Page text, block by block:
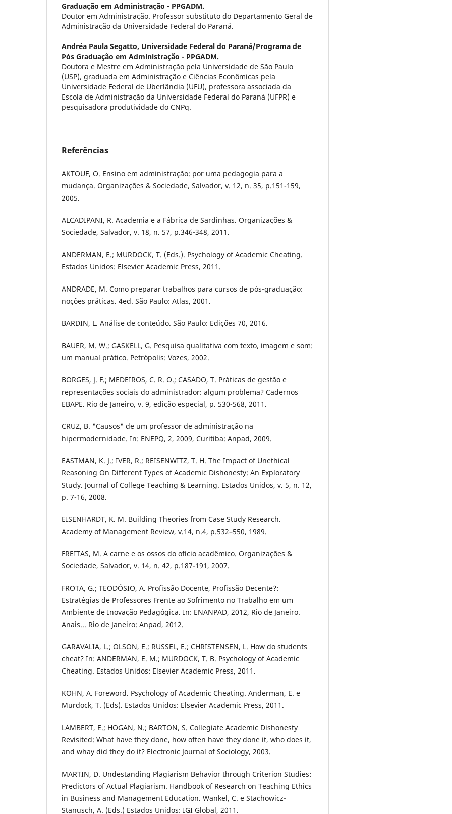
Graduação em Administração - PPGADM.
Doutor em Administração. Professor substituto do Departamento Geral de
Administração da Universidade Federal do Paraná.
Andréa Paula Segatto, Universidade Federal do Paraná/Programa de
Pós Graduação em Administração - PPGADM.
Doutora e Mestre em Administração pela Universidade de São Paulo
(USP), graduada em Administração e Ciências Econômicas pela
Universidade Federal de Uberlândia (UFU), professora associada da
Escola de Administração da Universidade Federal do Paraná (UFPR) e
pesquisadora produtividade do CNPq.
Referências
AKTOUF, O. Ensino em administração: por uma pedagogia para a
mudança. Organizações & Sociedade, Salvador, v. 12, n. 35, p.151-159,
2005.
ALCADIPANI, R. Academia e a Fábrica de Sardinhas. Organizações &
Sociedade, Salvador, v. 18, n. 57, p.346-348, 2011.
ANDERMAN, E.; MURDOCK, T. (Eds.). Psychology of Academic Cheating.
Estados Unidos: Elsevier Academic Press, 2011.
ANDRADE, M. Como preparar trabalhos para cursos de pós-graduação:
noções práticas. 4ed. São Paulo: Atlas, 2001.
BARDIN, L. Análise de conteúdo. São Paulo: Edições 70, 2016.
BAUER, M. W.; GASKELL, G. Pesquisa qualitativa com texto, imagem e som:
um manual prático. Petrópolis: Vozes, 2002.
BORGES, J. F.; MEDEIROS, C. R. O.; CASADO, T. Práticas de gestão e
representações sociais do administrador: algum problema? Cadernos
EBAPE. Rio de Janeiro, v. 9, edição especial, p. 530-568, 2011.
CRUZ, B. "Causos" de um professor de administração na
hipermodernidade. In: ENEPQ, 2, 2009, Curitiba: Anpad, 2009.
EASTMAN, K. J.; IVER, R.; REISENWITZ, T. H. The Impact of Unethical
Reasoning On Different Types of Academic Dishonesty: An Exploratory
Study. Journal of College Teaching & Learning. Estados Unidos, v. 5, n. 12,
p. 7-16, 2008.
EISENHARDT, K. M. Building Theories from Case Study Research.
Academy of Management Review, v.14, n.4, p.532–550, 1989.
FREITAS, M. A carne e os ossos do ofício acadêmico. Organizações &
Sociedade, Salvador, v. 14, n. 42, p.187-191, 2007.
FROTA, G.; TEODÓSIO, A. Profissão Docente, Profissão Decente?:
Estratégias de Professores Frente ao Sofrimento no Trabalho em um
Ambiente de Inovação Pedagógica. In: ENANPAD, 2012, Rio de Janeiro.
Anais... Rio de Janeiro: Anpad, 2012.
GARAVALIA, L.; OLSON, E.; RUSSEL, E.; CHRISTENSEN, L. How do students
cheat? In: ANDERMAN, E. M.; MURDOCK, T. B. Psychology of Academic
Cheating. Estados Unidos: Elsevier Academic Press, 2011.
KOHN, A. Foreword. Psychology of Academic Cheating. Anderman, E. e
Murdock, T. (Eds). Estados Unidos: Elsevier Academic Press, 2011.
LAMBERT, E.; HOGAN, N.; BARTON, S. Collegiate Academic Dishonesty
Revisited: What have they done, how often have they done it, who does it,
and whay did they do it? Electronic Journal of Sociology, 2003.
MARTIN, D. Undestanding Plagiarism Behavior through Criterion Studies:
Predictors of Actual Plagiarism. Handbook of Research on Teaching Ethics
in Business and Management Education. Wankel, C. e Stachowicz-
Stanusch, A. (Eds.) Estados Unidos: IGI Global, 2011.